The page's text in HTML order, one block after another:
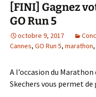
[FINI] Gagnez
GO Run 5
octobre 9, 2017
Cannes, GO Run 5, marathon,
A l’occasion du
Skechers vous permet de